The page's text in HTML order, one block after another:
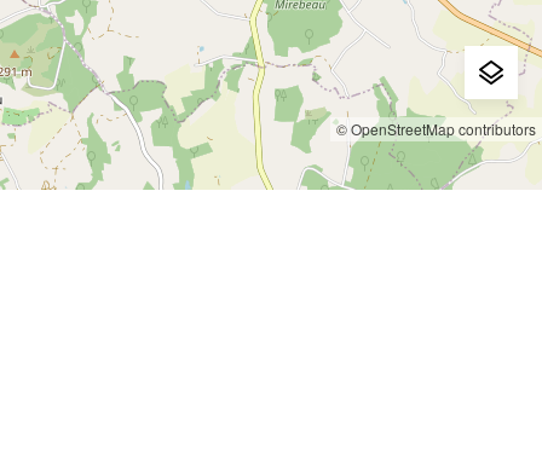
© OpenStreetMap contributors